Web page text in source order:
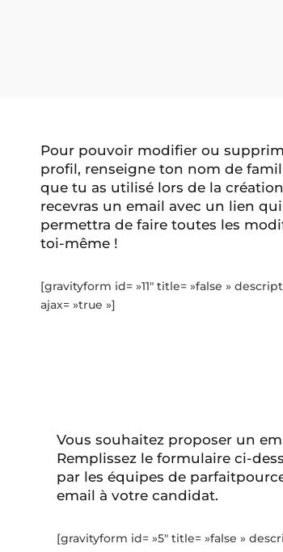
Pour pouvoir modifier ou
profil, renseigne ton nom de
que tu as utilisé lors de la
recevras un email avec un lien
permettra de faire toutes les
toi-même !
[gravityform id= »11″ title= »false »
ajax= »true »]
Vous souhaitez proposer un
Remplissez le formulaire ci-
par les équipes de
email à votre candidat.
[gravityform id= »5″ title= »false »